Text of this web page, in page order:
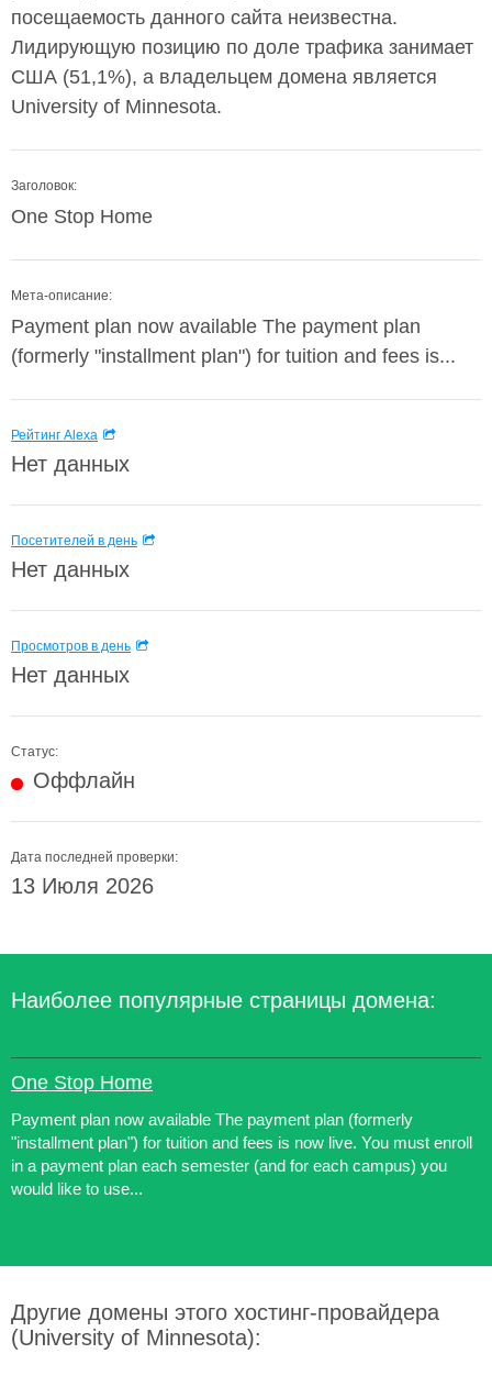
посещаемость данного сайта неизвестна.
Лидирующую позицию по доле трафика занимает
США (51,1%), а владельцем домена является
University of Minnesota.
Заголовок:
One Stop Home
Мета-описание:
Payment plan now available The payment plan
(formerly "installment plan") for tuition and fees is...
Рейтинг Alexa
Нет данных
Посетителей в день
Нет данных
Просмотров в день
Нет данных
Статус:
Оффлайн
Дата последней проверки:
13 Июля 2026
Наиболее популярные страницы домена:
One Stop Home
Payment plan now available The payment plan (formerly
"installment plan") for tuition and fees is now live. You must enroll
in a payment plan each semester (and for each campus) you
would like to use...
Другие домены этого хостинг-провайдера
(University of Minnesota):